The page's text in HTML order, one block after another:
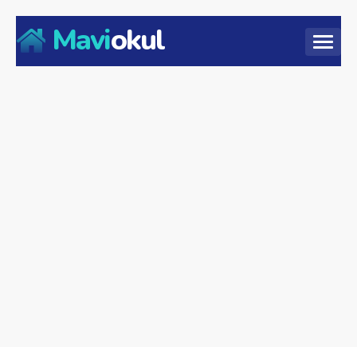
Maviokul